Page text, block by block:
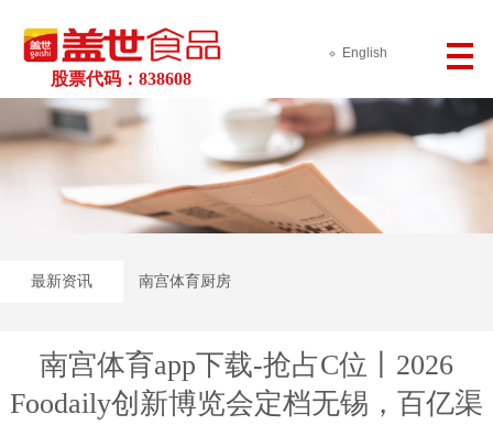
股票代码：838608
English
最新资讯 南宫体育厨房
南宫体育app下载-抢占C位丨2026
Foodaily创新博览会定档无锡，百亿渠